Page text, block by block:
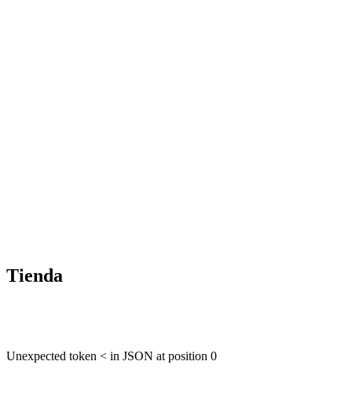
Tienda
Unexpected token < in JSON at position 0